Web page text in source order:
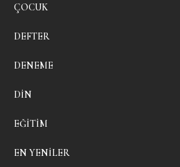
ÇOCUK
DEFTER
DENEME
DIN
EĞITIM
EN YENILER